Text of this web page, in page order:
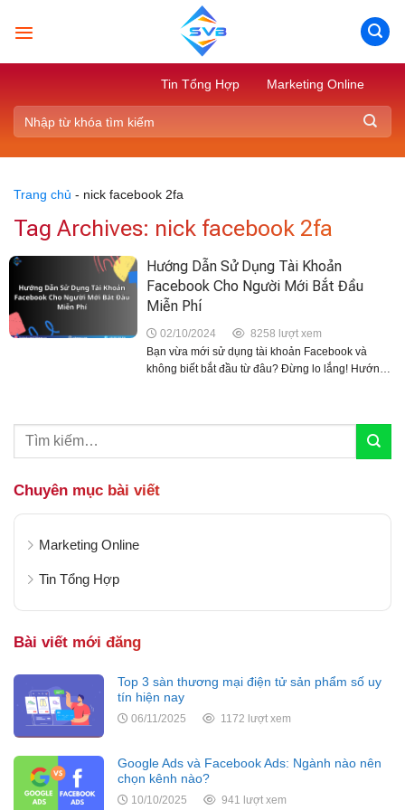
Tin Tổng Hợp Marketing Online
Trang chủ - nick facebook 2fa
Tag Archives: nick facebook 2fa
Hướng Dẫn Sử Dụng Tài Khoản
Facebook Cho Người Mới Bắt Đầu
Miễn Phí
02/10/2024
8258 lượt xem
Bạn vừa mới sử dụng tài khoản Facebook và
không biết bắt đầu từ đâu? Đừng lo lắng! Hướng
Chuyên mục bài viết
Marketing Online
Tin Tổng Hợp
Bài viết mới đăng
Top 3 sàn thương mại điện tử sản phẩm số uy
tín hiện nay
06/11/2025 1172 lượt xem
Google Ads và Facebook Ads: Ngành nào nên
chọn kênh nào?
10/10/2025 941 lượt xem